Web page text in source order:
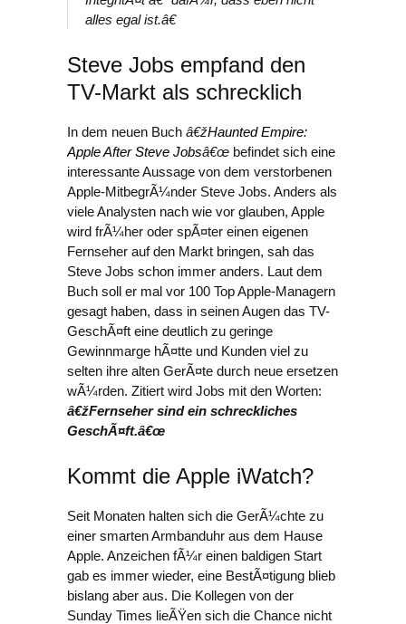
alles egal ist.â€
Steve Jobs empfand den
TV-Markt als schrecklich
In dem neuen Buch â€žHaunted Empire:
Apple After Steve Jobsâ€œ befindet sich eine
interessante Aussage von dem verstorbenen
Apple-MitbegrÃ¼nder Steve Jobs. Anders als
viele Analysten nach wie vor glauben, Apple
wird frÃ¼her oder spÃ¤ter einen eigenen
Fernseher auf den Markt bringen, sah das
Steve Jobs schon immer anders. Laut dem
Buch soll er mal vor 100 Top Apple-Managern
gesagt haben, dass in seinen Augen das TV-
GeschÃ¤ft eine deutlich zu geringe
Gewinnmarge hÃ¤tte und Kunden viel zu
selten ihre alten GerÃ¤te durch neue ersetzen
wÃ¼rden. Zitiert wird Jobs mit den Worten:
â€žFernseher sind ein schreckliches
GeschÃ¤ft.â€œ
Kommt die Apple iWatch?
Seit Monaten halten sich die GerÃ¼chte zu
einer smarten Armbanduhr aus dem Hause
Apple. Anzeichen fÃ¼r einen baldigen Start
gab es immer wieder, eine BestÃ¤tigung blieb
bislang aber aus. Die Kollegen von der
Sunday Times lieÃŸen sich die Chance nicht